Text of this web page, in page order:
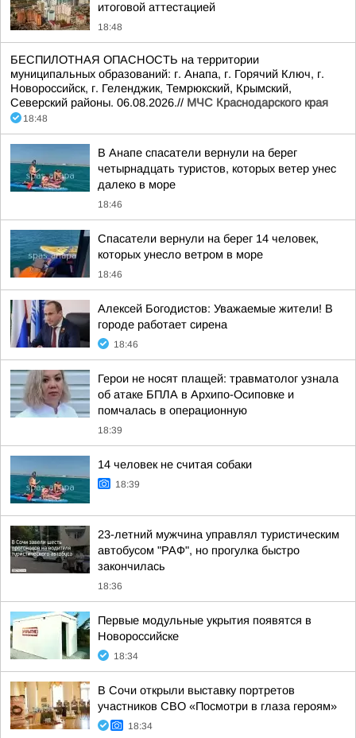
итоговой аттестацией
18:48
БЕСПИЛОТНАЯ ОПАСНОСТЬ на территории
муниципальных образований: г. Анапа, г. Горячий Ключ, г.
Новороссийск, г. Геленджик, Темрюкский, Крымский,
Северский районы. 06.08.2026.// МЧС Краснодарского края
18:48
В Анапе спасатели вернули на берег
четырнадцать туристов, которых ветер унес
далеко в море
18:46
Спасатели вернули на берег 14 человек,
которых унесло ветром в море
18:46
Алексей Богодистов: Уважаемые жители! В
городе работает сирена
18:46
Герои не носят плащей: травматолог узнала
об атаке БПЛА в Архипо-Осиповке и
помчалась в операционную
18:39
14 человек не считая собаки
18:39
23-летний мужчина управлял туристическим
автобусом "РАФ", но прогулка быстро
закончилась
18:36
Первые модульные укрытия появятся в
Новороссийске
18:34
В Сочи открыли выставку портретов
участников СВО «Посмотри в глаза героям»
18:34